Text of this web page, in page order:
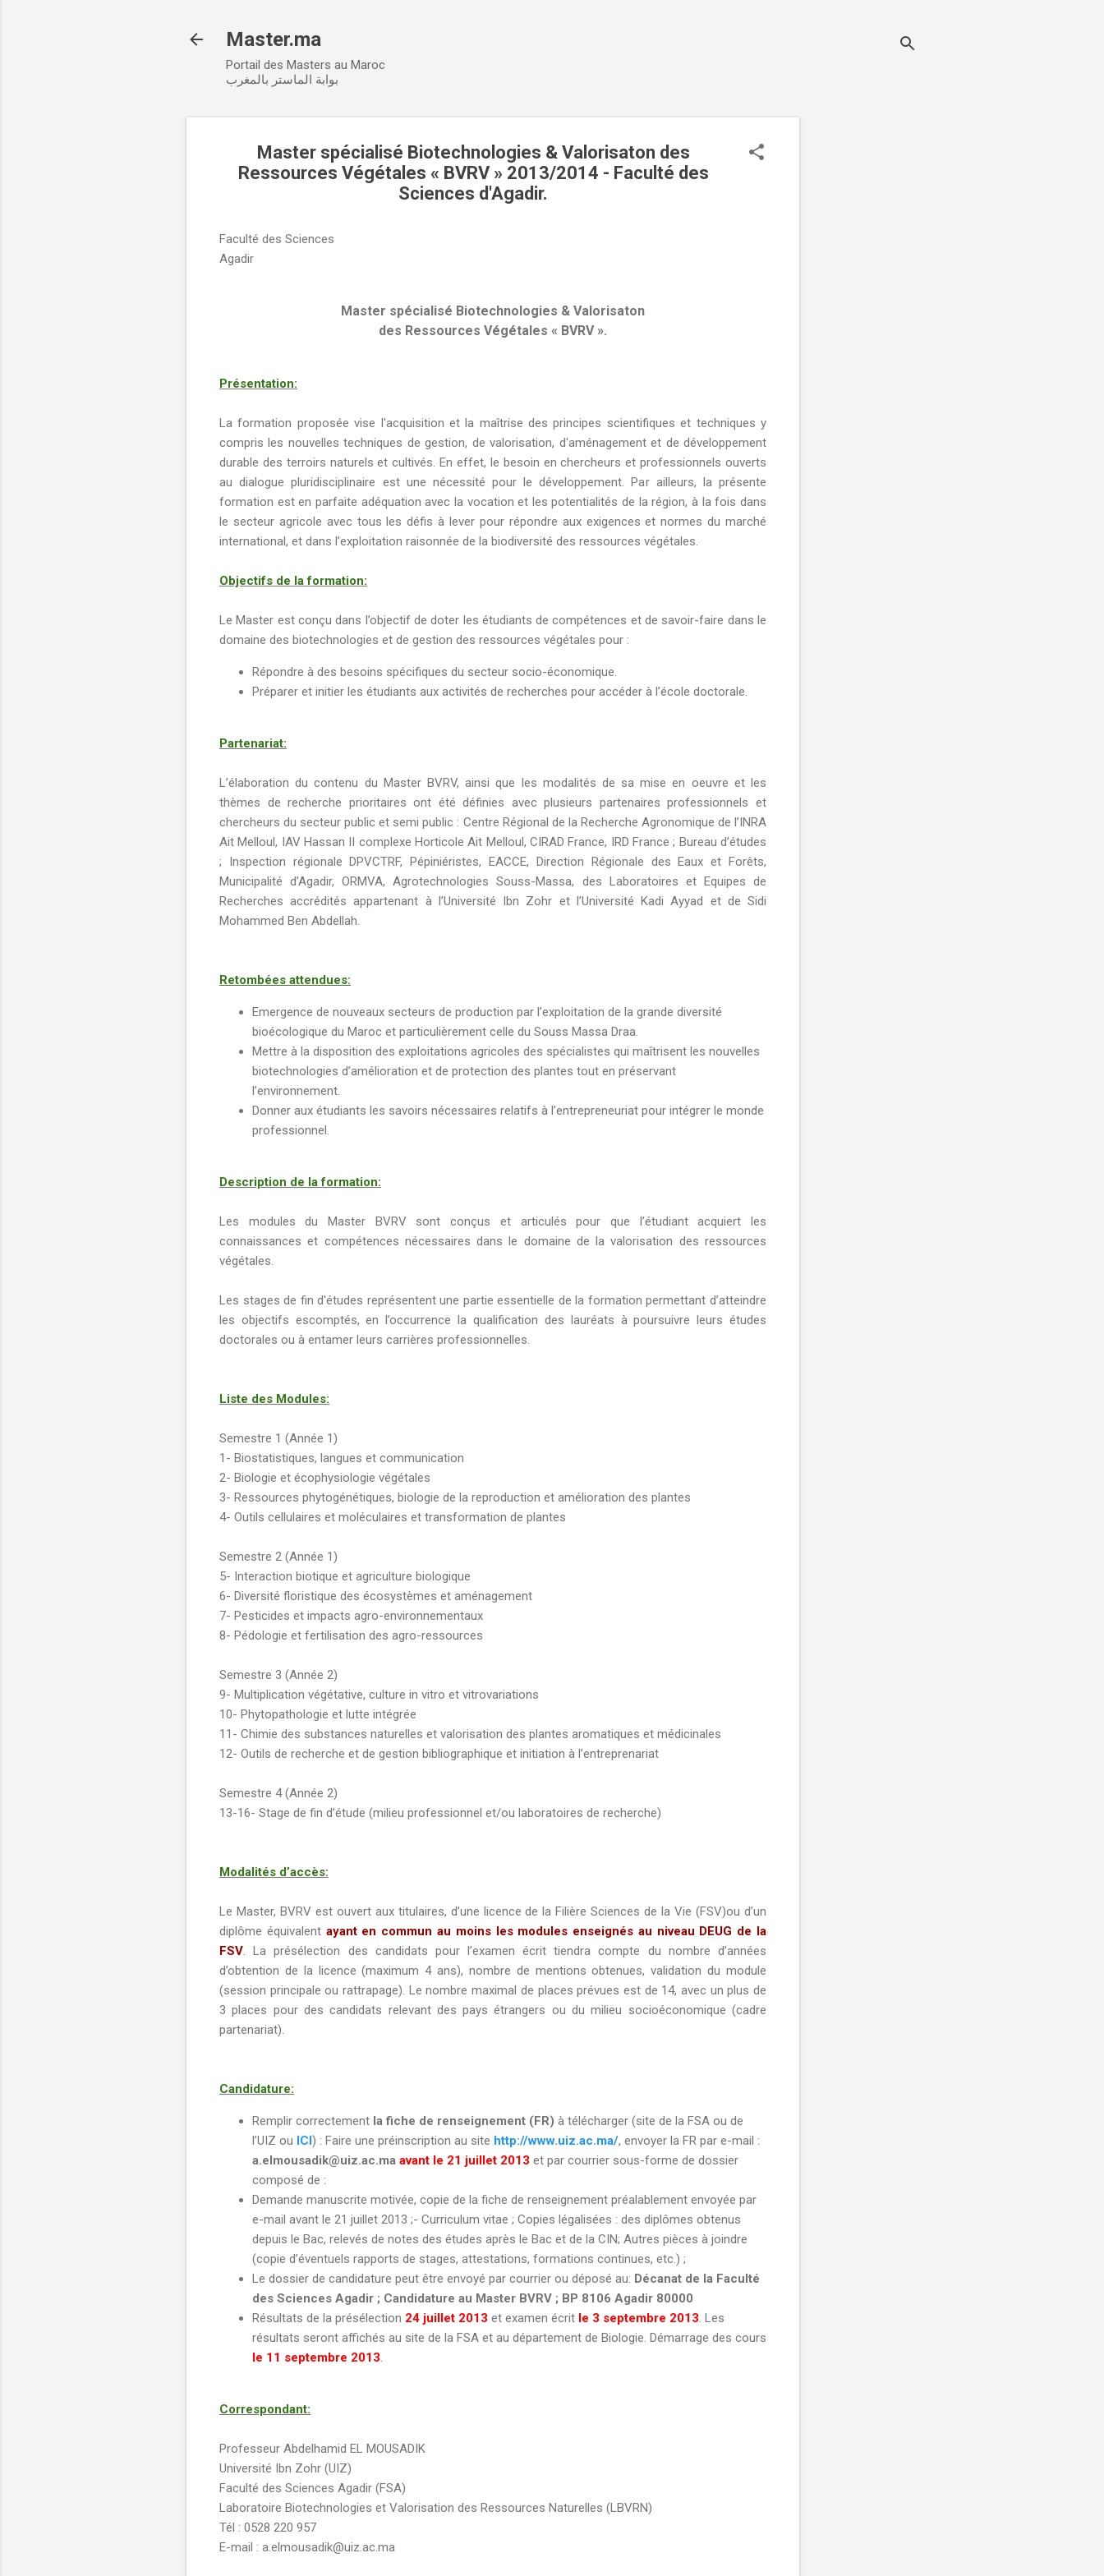
Master.ma
Portail des Masters au Maroc
بوابة الماستر بالمغرب
Master spécialisé Biotechnologies & Valorisaton des
Ressources Végétales « BVRV » 2013/2014 - Faculté des
Sciences d'Agadir.
Faculté des Sciences
Agadir
Master spécialisé Biotechnologies & Valorisaton
des Ressources Végétales « BVRV ».
Présentation:
La formation proposée vise l'acquisition et la maîtrise des principes scientifiques et techniques y
compris les nouvelles techniques de gestion, de valorisation, d'aménagement et de développement
durable des terroirs naturels et cultivés. En effet, le besoin en chercheurs et professionnels ouverts
au dialogue pluridisciplinaire est une nécessité pour le développement. Par ailleurs, la présente
formation est en parfaite adéquation avec la vocation et les potentialités de la région, à la fois dans
le secteur agricole avec tous les défis à lever pour répondre aux exigences et normes du marché
international, et dans l’exploitation raisonnée de la biodiversité des ressources végétales.
Objectifs de la formation:
Le Master est conçu dans l’objectif de doter les étudiants de compétences et de savoir-faire dans le
domaine des biotechnologies et de gestion des ressources végétales pour :
Répondre à des besoins spécifiques du secteur socio-économique.
Préparer et initier les étudiants aux activités de recherches pour accéder à l’école doctorale.
Partenariat:
L’élaboration du contenu du Master BVRV, ainsi que les modalités de sa mise en oeuvre et les
thèmes de recherche prioritaires ont été définies avec plusieurs partenaires professionnels et
chercheurs du secteur public et semi public : Centre Régional de la Recherche Agronomique de l’INRA
Ait Melloul, IAV Hassan II complexe Horticole Ait Melloul, CIRAD France, IRD France ; Bureau d’études
; Inspection régionale DPVCTRF, Pépiniéristes, EACCE, Direction Régionale des Eaux et Forêts,
Municipalité d’Agadir, ORMVA, Agrotechnologies Souss-Massa, des Laboratoires et Equipes de
Recherches accrédités appartenant à l’Université Ibn Zohr et l’Université Kadi Ayyad et de Sidi
Mohammed Ben Abdellah.
Retombées attendues:
Emergence de nouveaux secteurs de production par l’exploitation de la grande diversité
bioécologique du Maroc et particulièrement celle du Souss Massa Draa.
Mettre à la disposition des exploitations agricoles des spécialistes qui maîtrisent les nouvelles
biotechnologies d’amélioration et de protection des plantes tout en préservant
l’environnement.
Donner aux étudiants les savoirs nécessaires relatifs à l’entrepreneuriat pour intégrer le monde
professionnel.
Description de la formation:
Les modules du Master BVRV sont conçus et articulés pour que l’étudiant acquiert les
connaissances et compétences nécessaires dans le domaine de la valorisation des ressources
végétales.
Les stages de fin d'études représentent une partie essentielle de la formation permettant d’atteindre
les objectifs escomptés, en l’occurrence la qualification des lauréats à poursuivre leurs études
doctorales ou à entamer leurs carrières professionnelles.
Liste des Modules:
Semestre 1 (Année 1)
1- Biostatistiques, langues et communication
2- Biologie et écophysiologie végétales
3- Ressources phytogénétiques, biologie de la reproduction et amélioration des plantes
4- Outils cellulaires et moléculaires et transformation de plantes
Semestre 2 (Année 1)
5- Interaction biotique et agriculture biologique
6- Diversité floristique des écosystèmes et aménagement
7- Pesticides et impacts agro-environnementaux
8- Pédologie et fertilisation des agro-ressources
Semestre 3 (Année 2)
9- Multiplication végétative, culture in vitro et vitrovariations
10- Phytopathologie et lutte intégrée
11- Chimie des substances naturelles et valorisation des plantes aromatiques et médicinales
12- Outils de recherche et de gestion bibliographique et initiation à l’entreprenariat
Semestre 4 (Année 2)
13-16- Stage de fin d’étude (milieu professionnel et/ou laboratoires de recherche)
Modalités d’accès:
Le Master, BVRV est ouvert aux titulaires, d’une licence de la Filière Sciences de la Vie (FSV)ou d’un
diplôme équivalent ayant en commun au moins les modules enseignés au niveau DEUG de la
FSV . La présélection des candidats pour l’examen écrit tiendra compte du nombre d’années
d’obtention de la licence (maximum 4 ans), nombre de mentions obtenues, validation du module
(session principale ou rattrapage). Le nombre maximal de places prévues est de 14, avec un plus de
3 places pour des candidats relevant des pays étrangers ou du milieu socioéconomique (cadre
partenariat).
Candidature:
Remplir correctement la fiche de renseignement (FR) à télécharger (site de la FSA ou de
l’UIZ ou ICI) : Faire une préinscription au site http://www.uiz.ac.ma/, envoyer la FR par e-mail :
a.elmousadik@uiz.ac.ma avant le 21 juillet 2013 et par courrier sous-forme de dossier
composé de :
Demande manuscrite motivée, copie de la fiche de renseignement préalablement envoyée par
e-mail avant le 21 juillet 2013 ;- Curriculum vitae ; Copies légalisées : des diplômes obtenus
depuis le Bac, relevés de notes des études après le Bac et de la CIN; Autres pièces à joindre
(copie d’éventuels rapports de stages, attestations, formations continues, etc.) ;
Le dossier de candidature peut être envoyé par courrier ou déposé au: Décanat de la Faculté
des Sciences Agadir ; Candidature au Master BVRV ; BP 8106 Agadir 80000
Résultats de la présélection 24 juillet 2013 et examen écrit le 3 septembre 2013 . Les
résultats seront affichés au site de la FSA et au département de Biologie. Démarrage des cours
le 11 septembre 2013
Correspondant:
Professeur Abdelhamid EL MOUSADIK
Université Ibn Zohr (UIZ)
Faculté des Sciences Agadir (FSA)
Laboratoire Biotechnologies et Valorisation des Ressources Naturelles (LBVRN)
Tél : 0528 220 957
E-mail : a.elmousadik@uiz.ac.ma